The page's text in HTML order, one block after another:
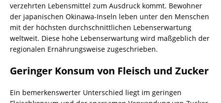
verzehrten Lebensmittel zum Ausdruck kommt. Bewohner
der japanischen Okinawa-Inseln leben unter den Menschen
mit der höchsten durchschnittlichen Lebenserwartung
weltweit. Diese hohe Lebenserwartung wird maßgeblich der
regionalen Ernährungsweise zugeschrieben.
Geringer Konsum von Fleisch und Zucker
Ein bemerkenswerter Unterschied liegt im geringen